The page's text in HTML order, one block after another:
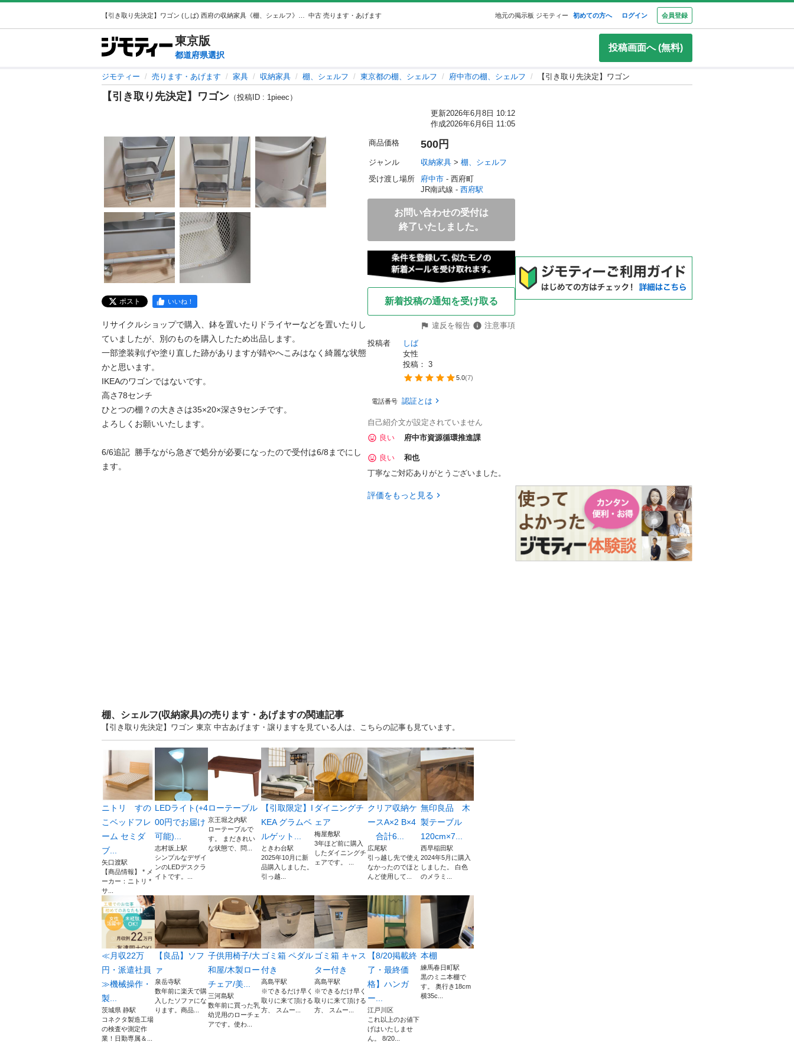
中古 売ります・あげます 地元の掲示板 ジモティー 初めての方へ ログイン 会員登録
東京版
都道府県選択
投稿画面へ (無料)
ジモティー 売ります・あげます 家具 収納家具 棚、シェルフ 東京都の棚、シェルフ 府中市の棚、シェルフ 【引き取り先決定】ワゴン
【引き取り先決定】ワゴン （投稿ID : 1pieec）
更新2026年6月8日 10:12
作成2026年6月6日 11:05
ポスト いいね！
リサイクルショップで購入、鉢を置いたりドライヤーなどを置いたりし
ていましたが、別のものを購入したため出品します。
一部塗装剥げや塗り直した跡がありますが錆やへこみはなく綺麗な状態
かと思います。
IKEAのワゴンではないです。
高さ78センチ
ひとつの棚？の大きさは35×20×深さ9センチです。
よろしくお願いいたします。
6/6追記  勝手ながら急ぎで処分が必要になったので受付は6/8までにし
ます。
商品価格 500円
ジャンル 収納家具 > 棚、シェルフ
受け渡し場所
府中市 - 西府町
JR南武線 - 西府駅
お問い合わせの受付は
終了いたしました。
新着投稿の通知を受け取る
違反を報告
注意事項
投稿者
しば
女性
投稿： 3
5.0(7)
電話番号 認証とは
自己紹介文が設定されていません
良い
府中市資源循環推進課
良い
和也
丁寧なご対応ありがとうございました。
評価をもっと見る
棚、シェルフ(収納家具)の売ります・あげますの関連記事
【引き取り先決定】ワゴン 東京 中古あげます・譲りますを見ている人は、こちらの記事も見ています。
ニトリ すの
こベッドフレ
ーム セミダ
ブ...
矢口渡駅
【商品情報】 * メ
ーカー：ニトリ *
サ...
LEDライト(+4
00円でお届け
可能)...
志村坂上駅
シンプルなデザイ
ンのLEDデスクラ
イトです。...
ローテーブル
京王堀之内駅
ローテーブルで
す。 まだきれい
な状態で、問...
【引取限定】I
KEA グラムベ
ルゲット...
ときわ台駅
2025年10月に新
品購入しました。
引っ越...
ダイニングチ
ェア
梅屋敷駅
3年ほど前に購入
したダイニングチ
ェアです。 ...
クリア収納ケ
ースA×2 B×4
合計6...
広尾駅
引っ越し先で使え
なかったのでほと
んど使用して...
無印良品 木
製テーブル
120cm×7...
西早稲田駅
2024年5月に購入
しました。 白色
のメラミ...
≪月収22万
円・派遣社員
≫機械操作・
製...
茨城県 静駅
コネクタ製造工場
の検査や測定作
業！日勤専属＆...
【良品】ソフ
ァ
泉岳寺駅
数年前に楽天で購
入したソファにな
ります。商品...
子供用椅子/大
和屋/木製ロー
チェア/美...
三河島駅
数年前に買った乳
幼児用のローチェ
アです。使わ...
ゴミ箱 ペダル
付き
高島平駅
※できるだけ早く
取りに来て頂ける
方、 スムー...
ゴミ箱 キャス
ター付き
高島平駅
※できるだけ早く
取りに来て頂ける
方、 スムー...
【8/20掲載終
了・最終価
格】ハンガ
ー...
江戸川区
これ以上のお値下
げはいたしませ
ん。 8/20...
本棚
練馬春日町駅
黒のミニ本棚で
す。 奥行き18cm
横35c...